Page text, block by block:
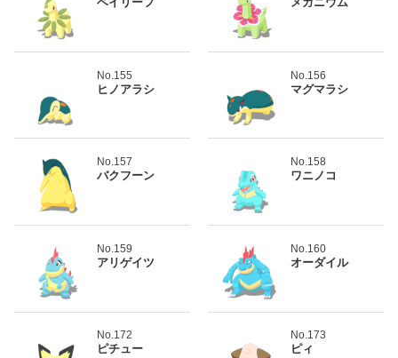
No.155
ヒノアラシ
No.156
マグマラシ
No.157
バクフーン
No.158
ワニノコ
No.159
アリゲイツ
No.160
オーダイル
No.172
ピチュー
No.173
ピィ